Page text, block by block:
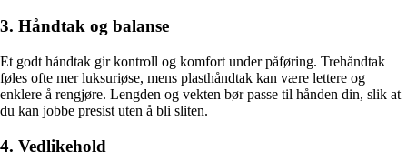
3. Håndtak og balanse
Et godt håndtak gir kontroll og komfort under påføring. Trehåndtak
føles ofte mer luksuriøse, mens plasthåndtak kan være lettere og
enklere å rengjøre. Lengden og vekten bør passe til hånden din, slik at
du kan jobbe presist uten å bli sliten.
4. Vedlikehold